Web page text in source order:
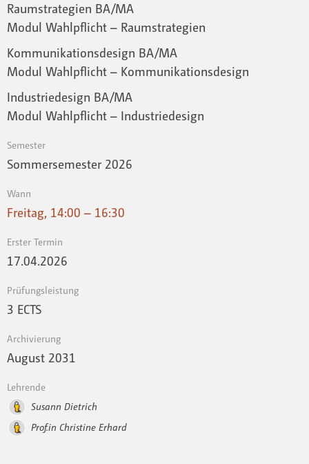
Raumstrategien BA/MA
Modul Wahlpflicht – Raumstrategien
Kommunikationsdesign BA/MA
Modul Wahlpflicht – Kommunikationsdesign
Industriedesign BA/MA
Modul Wahlpflicht – Industriedesign
Semester
Sommersemester 2026
Wann
Freitag, 14:00 – 16:30
Erster Termin
17.04.2026
Prüfungsleistung
3 ECTS
Archivierung
August 2031
Lehrende
Susann Dietrich
Prof.in Christine Erhard